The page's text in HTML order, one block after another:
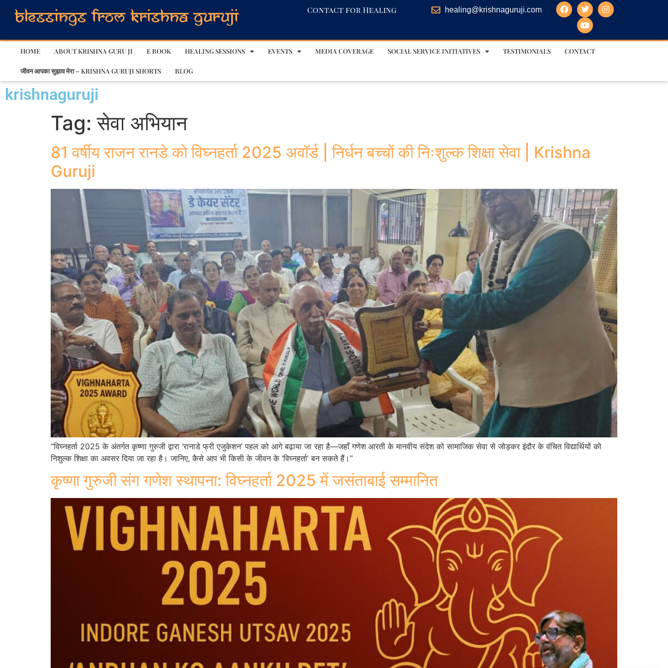
Contact for Healing healing@krishnaguruji.com
HOME ABOUT KRISHNA GURU JI E BOOK HEALING SESSIONS EVENTS MEDIA COVERAGE SOCIAL SERVICE INITIATIVES TESTIMONIALS CONTACT
जीवन आपका सुझाव मेरा – KRISHNA GURUJI SHORTS BLOG
krishnaguruji
Tag:सेवा अभियान
81 वर्षीय राजन रानडे को विघ्नहर्ता 2025 अवॉर्ड | निर्धन बच्चों की निःशुल्क शिक्षा सेवा | Krishna
Guruji
“विघ्नहर्ता 2025 के अंतर्गत कृष्णा गुरुजी द्वारा ‘रानाडे फ्री एजुकेशन’ पहल को आगे बढ़ाया जा रहा है—जहाँ गणेश आरती के मानवीय संदेश को सामाजिक सेवा से जोड़कर इंदौर के वंचित विद्यार्थियों को
निशुल्क शिक्षा का अवसर दिया जा रहा है। जानिए, कैसे आप भी किसी के जीवन के ‘विघ्नहर्ता’ बन सकते हैं।”
कृष्णा गुरुजी संग गणेश स्थापना: विघ्नहर्ता 2025 में जसंताबाई सम्मानित